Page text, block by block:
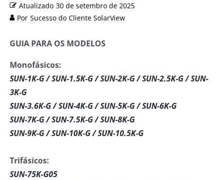
Atualizado 30 de setembro de 2025
Por Sucesso do Cliente SolarView
GUIA PARA OS MODELOS
Monofásicos:
SUN-1K-G / SUN-1.5K-G / SUN-2K-G / SUN-2.5K-G / SUN-
3K-G
SUN-3.6K-G / SUN-4K-G / SUN-5K-G / SUN-6K-G
SUN-7K-G / SUN-7.5K-G / SUN-8K-G
SUN-9K-G / SUN-10K-G / SUN-10.5K-G
Trifásicos:
SUN-75K-G05